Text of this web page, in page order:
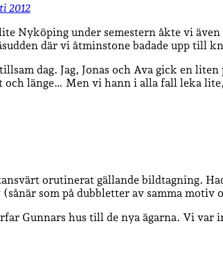
2012
Nyköping under semestern åkte vi
där vi åtminstone badade upp till
dag. Jag, Jonas och Ava gick en
och länge… Men vi hann i alla fall leka
orutinerat gällande bildtagning.
som på dubbletter av samma motiv
Gunnars hus till de nya ägarna. Vi